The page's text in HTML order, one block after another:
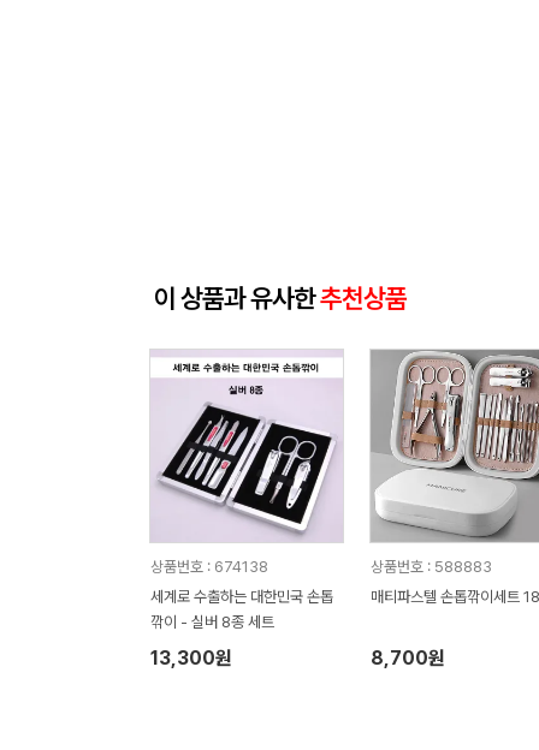
이 상품과 유사한추천상품
상품번호 : 674138
세계로 수출하는 대한민국 손톱
깎이 - 실버 8종 세트
13,300원
상품번호 : 588883
매티파스텔 손톱깎이세트
8,700원